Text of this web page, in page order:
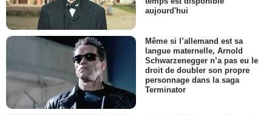
aujourd'hui
Même si l’allemand est sa
langue maternelle, Arnold
Schwarzenegger n’a pas eu le
droit de doubler son propre
personnage dans la saga
Terminator